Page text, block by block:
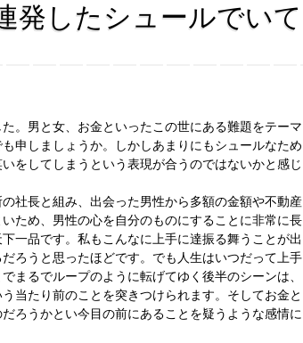
発したシュールでいて
。男と女、お金といったこの世にある難題をテーマ
申しましょうか。しかしあまりにもシュールなため
をしてしまうという表現が合うのではないかと感じ
社長と組み、出会った男性から多額の金額や不動産
ため、男性の心を自分のものにすることに非常に長
一品です。私もこんなに上手に達振る舞うことが出
ろうと思ったほどです。でも人生はいつだって上手
まるでループのように転げてゆく後半のシーンは、
当たり前のことを突きつけられます。そしてお金と
ろうかとい今目の前にあることを疑うような感情に